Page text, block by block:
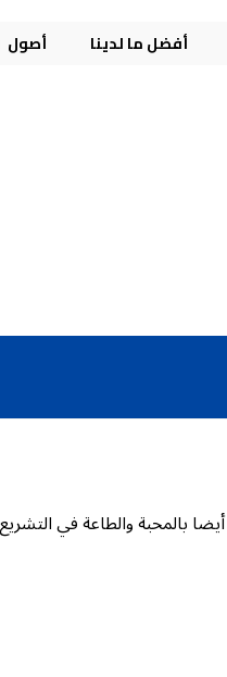
أفضل ما لدينا أصول
بالمحبة والطاعة في